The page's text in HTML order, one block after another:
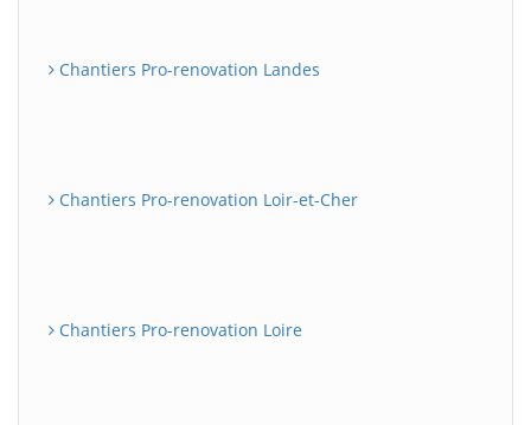
Chantiers Pro-renovation Landes
Chantiers Pro-renovation Loir-et-Cher
Chantiers Pro-renovation Loire